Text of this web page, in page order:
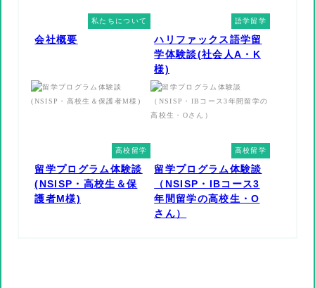
私たちについて
会社概要
語学留学
ハリファックス語学留
学体験談(社会人A・K
様)
高校留学
留学プログラム体験談
(NSISP・高校生＆保
護者M様)
高校留学
留学プログラム体験談
（NSISP・IBコース3
年間留学の高校生・O
さん）